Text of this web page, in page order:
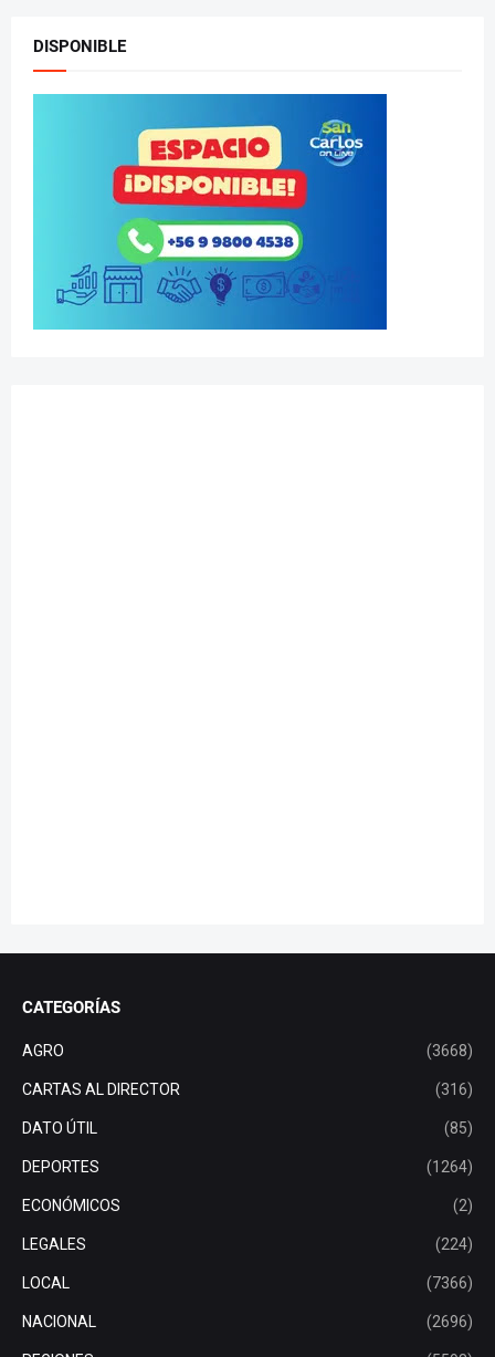
DISPONIBLE
CATEGORÍAS
AGRO (3668)
CARTAS AL DIRECTOR (316)
DATO ÚTIL (85)
DEPORTES (1264)
ECONÓMICOS (2)
LEGALES (224)
LOCAL (7366)
NACIONAL (2696)